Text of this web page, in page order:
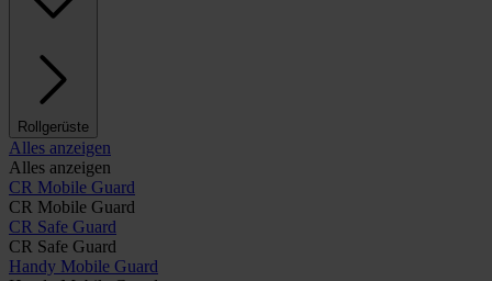
Rollgerüste
Alles anzeigen
Alles anzeigen
CR Mobile Guard
CR Mobile Guard
CR Safe Guard
CR Safe Guard
Handy Mobile Guard